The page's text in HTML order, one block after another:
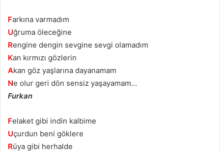
Farkına varmadım
Uğruma öleceğine
Rengine dengin sevgine sevgi olamadım
Kan kırmızı gözlerin
Akan göz yaşlarına dayanamam
Ne olur geri dön sensiz yaşayamam…
Furkan
Felaket gibi indin kalbime
Uçurdun beni göklere
Rüya gibi herhalde